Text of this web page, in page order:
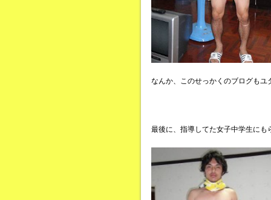
なんか、このせっかくのブログもユ
最後に、指導してた女子中学生にも